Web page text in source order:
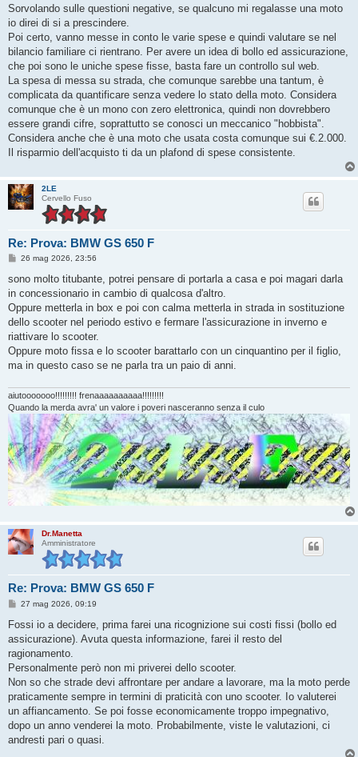
s
a
g
i
o
Sorvolando sulle questioni negative, se qualcuno mi regalasse una moto
io direi di si a prescindere.
Poi certo, vanno messe in conto le varie spese e quindi valutare se nel
bilancio familiare ci rientrano. Per avere un idea di bollo ed assicurazione,
che poi sono le uniche spese fisse, basta fare un controllo sul web.
La spesa di messa su strada, che comunque sarebbe una tantum, è
complicata da quantificare senza vedere lo stato della moto. Considera
comunque che è un mono con zero elettronica, quindi non dovrebbero
essere grandi cifre, soprattutto se conosci un meccanico "hobbista".
Considera anche che è una moto che usata costa comunque sui €.2.000.
Il risparmio dell'acquisto ti da un plafond di spese consistente.
2LE
Cervello Fuso
Re: Prova: BMW GS 650 F
M
s
a
g
g
i
o
26 mag 2026, 23:56
sono molto titubante, potrei pensare di portarla a casa e poi magari darla
in concessionario in cambio di qualcosa d'altro.
Oppure metterla in box e poi con calma metterla in strada in sostituzione
dello scooter nel periodo estivo e fermare l'assicurazione in inverno e
riattivare lo scooter.
Oppure moto fissa e lo scooter barattarlo con un cinquantino per il figlio,
ma in questo caso se ne parla tra un paio di anni.
aiutooooooo!!!!!!!!! frenaaaaaaaaaa!!!!!!!!!
Quando la merda avra' un valore i poveri nasceranno senza il culo
Dr.Manetta
Amministratore
Re: Prova: BMW GS 650 F
M
s
a
g
g
i
o
27 mag 2026, 09:19
Fossi io a decidere, prima farei una ricognizione sui costi fissi (bollo ed
assicurazione). Avuta questa informazione, farei il resto del
ragionamento.
Personalmente però non mi priverei dello scooter.
Non so che strade devi affrontare per andare a lavorare, ma la moto perde
praticamente sempre in termini di praticità con uno scooter. Io valuterei
un affiancamento. Se poi fosse economicamente troppo impegnativo,
dopo un anno venderei la moto. Probabilmente, viste le valutazioni, ci
andresti pari o quasi.